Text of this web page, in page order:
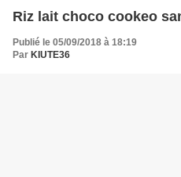
Riz lait choco cookeo
Publié le 05/09/2018 à 18:19
Par KIUTE36